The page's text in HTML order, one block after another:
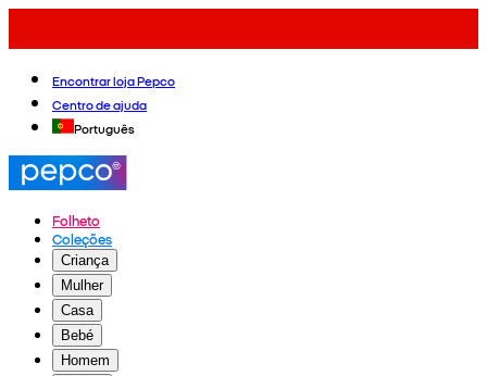
Encontrar loja Pepco
Centro de ajuda
Português
Folheto
Coleções
Criança
Mulher
Casa
Bebé
Homem